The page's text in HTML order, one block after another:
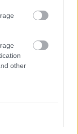
other